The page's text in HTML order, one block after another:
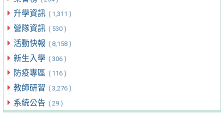
升學資訊 ( 1,311 )
營隊資訊 ( 530 )
活動快報 ( 8,158 )
新生入學 ( 306 )
防疫專區 ( 116 )
教師研習 ( 3,276 )
系統公告 ( 29 )